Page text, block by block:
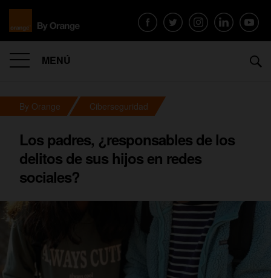
MENÚ
By Orange Ciberseguridad
Los padres, ¿responsables de los
delitos de sus hijos en redes
sociales?